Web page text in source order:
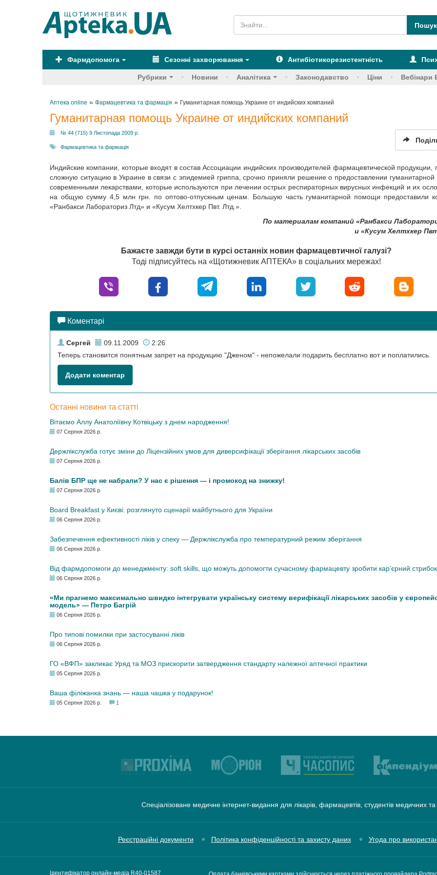
Фармдопомога Сезонні захворювання Антибіотикорезистентність
Рубрики Новини Аналітика Законодавство Ціни Вебінари
Аптека online » Фармацевтика та фармація » Гуманитарная помощь Украине от индийских компаний
Гуманитарная помощь Украине от индийских компаний
№ 44 (715) 9 Листопада 2009 р.
Фармацевтика та фармація
Индийские компании, которые входят в состав Ассоциации индийских производителей фармацевтической продукции,
сложную ситуацию в Украине в связи с эпидемией гриппа, срочно приняли решение о предоставлении
современными лекарствами, которые используются при лечении острых респираторных вирусных инфекций и их
на общую сумму 4,5 млн грн. по оптово-отпускным ценам. Большую часть гуманитарной помощи предоставили
«Ранбакси Лабораториз Лтд» и «Кусум Хелтхке­р Пвт. Лтд.».
По материалам компаний «Ранбакси
и «Кусум Хелтхкер
Бажаєте завжди бути в курсі останніх новин фармацевтичної галузі?
Тоді підписуйтесь на «Щотижневик АПТЕКА» в соціальних мережах!
Коментарі
Сергей 09.11.2009
2:26
Теперь становится понятным запрет на продукцию "Дженом" - непожелали подарить бесплатно вот и поплатились.
Додати коментар
Останні новини та статті
Вітаємо Аллу Анатоліївну Котвіцьку з днем народження!
07 Серпня 2026 р.
Держлікслужба готує зміни до Ліцензійних умов для диверсифікації зберігання лікарських засобів
07 Серпня 2026 р.
Балів БПР ще не набрали? У нас є рішення — і промокод на знижку!
07 Серпня 2026 р.
Board Breakfast у Києві: розглянуто сценарії майбутнього для України
06 Серпня 2026 р.
Забезпечення ефективності ліків у спеку — Держлікслужба про температурний режим зберігання
06 Серпня 2026 р.
Від фармдопомоги до менеджменту: soft skills, що можуть допомогти сучасному фармацевту зробити кар’єрний стрибок
06 Серпня 2026 р.
«Ми прагнемо максимально швидко інтегрувати українську систему верифікації лікарських засобів у
модель» — Петро Багрій
06 Серпня 2026 р.
Про типові помилки при застосуванні ліків
06 Серпня 2026 р.
ГО «ВФП» закликає Уряд та МОЗ прискорити затвердження стандарту належної аптечної практики
05 Серпня 2026 р.
Ваша філіжанка знань — наша чашка у подарунок!
05 Серпня 2026 р. 1
Спеціалізоване медичне інтернет-видання для лікарів, фармацевтів, студентів медичних
Реєстраційні документи Політика конфіденційності та захисту даних Угода про
Ідентифікатор онлайн-медіа R40-01587